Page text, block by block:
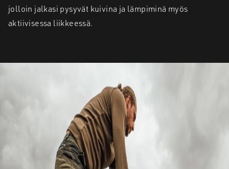
jolloin jalkasi pysyvät kuivina ja lämpiminä myös
aktiivisessa liikkeessä.